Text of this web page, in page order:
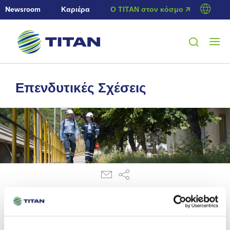
Newsroom Καριέρα Ο ΤΙΤΑΝ στον κόσμο 🡭
Επενδυτικές Σχέσεις